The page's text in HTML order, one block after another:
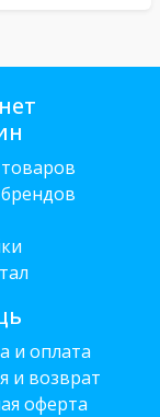
и оплата
и возврат
оферта